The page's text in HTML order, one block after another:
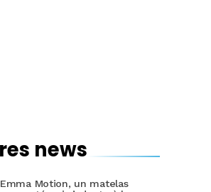
news
Emma Motion, un matelas